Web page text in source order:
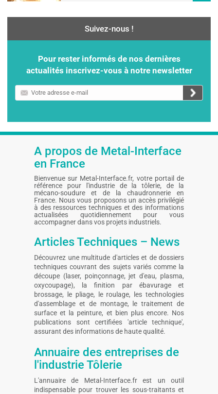
Suivez-nous !
Pour rester informés de nos dernières
actualités inscrivez-vous à notre newsletter
Votre
adresse
A propos de Metal-Interface
en France
Bienvenue sur Metal-Interface.fr, votre portail de
référence pour l'industrie de la tôlerie, de la
mécano-soudure et de la chaudronnerie en
France. Nous vous proposons un accès privilégié
à des ressources techniques et des informations
actualisées quotidiennement pour vous
accompagner dans vos projets industriels.
Articles Techniques – News
Découvrez une multitude d'articles et de dossiers
techniques couvrant des sujets variés comme la
découpe (laser, poinçonnage, jet d'eau, plasma,
oxycoupage), la finition par ébavurage et
brossage, le pliage, le roulage, les technologies
d'assemblage et de montage, le traitement de
surface et la peinture, et bien plus encore. Nos
publications sont certifiées 'article technique',
assurant des informations de haute qualité.
Annuaire des entreprises de
l'industrie Tôlerie
L'annuaire de Metal-Interface.fr est un outil
indispensable pour trouver les sous-traitants et